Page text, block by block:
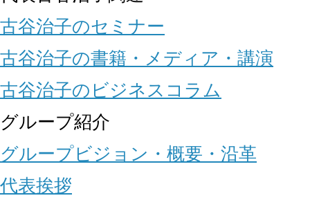
古谷治子のセミナー
古谷治子の書籍・メディア・講演
古谷治子のビジネスコラム
グループ紹介
グループビジョン・概要・沿革
代表挨拶